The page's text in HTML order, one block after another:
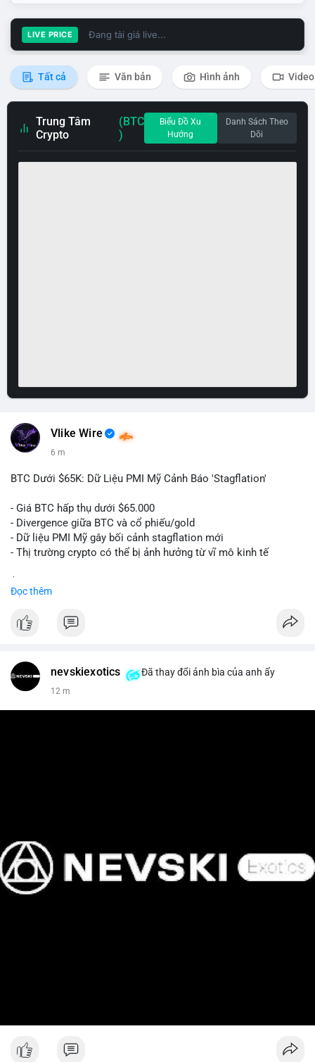
LIVE PRICE Đang tải giá live...
Tất cả Văn bản Hình ảnh Video
Trung Tâm
Crypto
(BTC
)
Biểu Đồ Xu
Hướng
Danh Sách Theo
Dõi
Vlike Wire
6 m
BTC Dưới $65K: Dữ Liệu PMI Mỹ Cảnh Báo 'Stagflation'
- Giá BTC hấp thụ dưới $65.000
- Divergence giữa BTC và cổ phiếu/gold
- Dữ liệu PMI Mỹ gây bối cảnh stagflation mới
- Thị trường crypto có thể bị ảnh hưởng từ vĩ mô kinh tế
Đọc thêm
nevskiexotics Đã thay đổi ảnh bìa của anh ấy
12 m